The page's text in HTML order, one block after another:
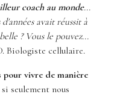
coach au monde...
avait réussit à
? Vous le pouvez...
Biologiste cellulaire.
pour vivre de manière
seulement nous